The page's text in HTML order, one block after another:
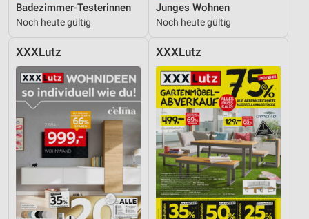
Badezimmer-Testerinnen
Noch heute gültig
Junges Wohnen
Noch heute gültig
XXXLutz XXXLutz